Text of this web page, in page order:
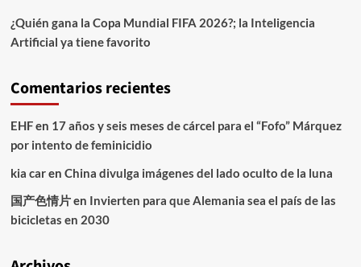
¿Quién gana la Copa Mundial FIFA 2026?; la Inteligencia
Artificial ya tiene favorito
Comentarios recientes
EHFen 17 años y seis meses de cárcel para el “Fofo” Márquez
por intento de feminicidio
kia caren China divulga imágenes del lado oculto de la luna
国产色情片en Invierten para que Alemania sea el país de las
bicicletas en 2030